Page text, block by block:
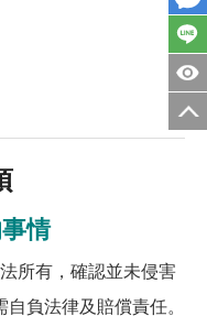
情
所有，確認並未侵害
負法律及賠償責任。